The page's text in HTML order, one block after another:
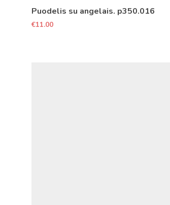
Puodelis su angelais. p350.016
€11.00